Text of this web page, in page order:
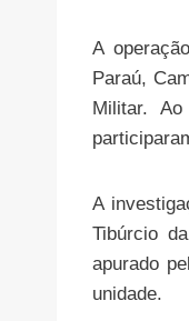
A
Paraú,
Militar.
A
Tibúrcio
apurado
unidade.